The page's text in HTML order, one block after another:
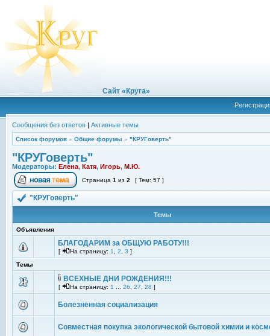
Сайт «Круга»
Сообщения без ответов | Активные темы
Список форумов » Общие форумы » "КРУГоверть"
"КРУГоверть"
Модераторы: Елена, Катя, Игорь, М.Ю.
Страница 1 из 2 [ Тем: 57 ]
"КРУГоверть"
Темы
Объявления
БЛАГОДАРИМ за ОБЩУЮ РАБОТУ!!!
[ На страницу: 1 2 3 ]
Темы
ВСЕХНЫЕ ДНИ РОЖДЕНИЯ!!!
[ На страницу: 1 26 27 28 ]
Болезненная социализация
Совместная покупка экологической бытовой химии и